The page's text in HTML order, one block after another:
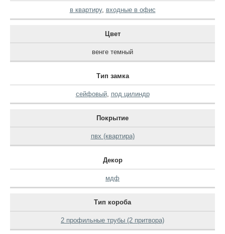
в квартиру, входные в офис
Цвет
венге темный
Тип замка
сейфовый, под цилиндр
Покрытие
пвх (квартира)
Декор
мдф
Тип короба
2 профильные трубы (2 притвора)